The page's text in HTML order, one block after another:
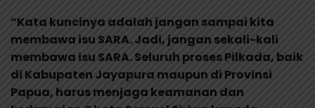
“Kata kuncinya adalah jangan sampai kita
membawa isu SARA. Jadi, jangan sekali-kali
membawa isu SARA. Seluruh proses Pilkada, baik
di Kabupaten Jayapura maupun di Provinsi
Papua, harus menjaga keamanan dan